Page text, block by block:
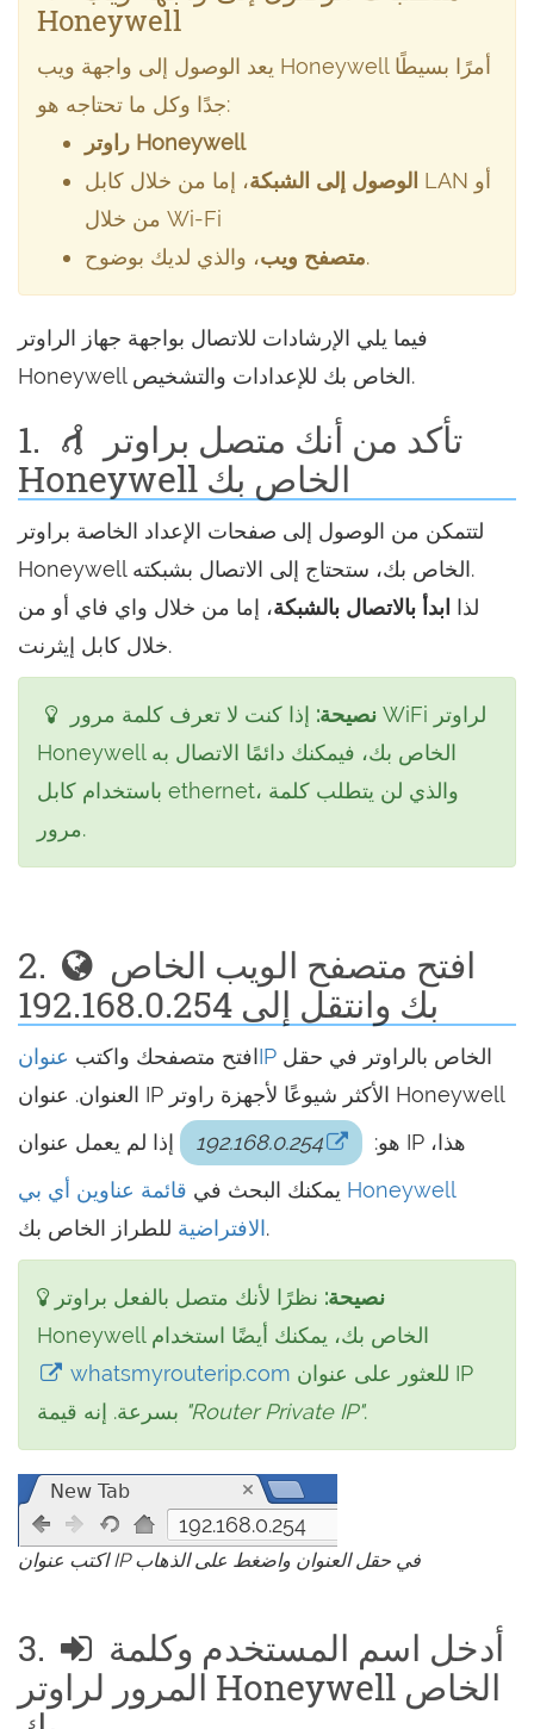
Honeywell
يعد الوصول إلى واجهة ويب Honeywell أمرًا بسيطًا
جدًا وكل ما تحتاجه هو:
راوتر Honeywell
الوصول إلى الشبكة، إما من خلال كابل LAN أو
من خلال Wi-Fi
متصفح ويب، والذي لديك بوضوح.
فيما يلي الإرشادات للاتصال بواجهة جهاز الراوتر
Honeywell الخاص بك للإعدادات والتشخيص.
1.
Honeywell الخاص بك
لتتمكن من الوصول إلى صفحات الإعداد الخاصة براوتر
Honeywell الخاص بك، ستحتاج إلى الاتصال بشبكته.
لذا ابدأ بالاتصال بالشبكة، إما من خلال واي فاي أو من
خلال كابل إيثرنت.
نصيحة: إذا كنت لا تعرف كلمة مرور WiFi لراوتر
Honeywell الخاص بك، فيمكنك دائمًا الاتصال به
باستخدام كابل ethernet، والذي لن يتطلب كلمة
مرور.
2.
بك وانتقل إلى 192.168.0.254
افتح متصفحك واكتبعنوانIP
العنوان. عنوان IP الأكثر شيوعًا لأجهزة راوتر Honeywell
هو:
192.168.0.254
إذا لم يعمل عنوان IP هذا،
يمكنك البحث في قائمة عناوين أي بي Honeywell
الافتراضيةللطراز الخاص بك.
نصيحة: نظرًا لأنك متصل بالفعل براوتر
Honeywell الخاص بك، يمكنك أيضًا استخدام
whatsmyrouterip.com للعثور على عنوان IP
"Router Private IP".
192.168.0.254
اكتب عنوان IP في حقل العنوان واضغط على الذهاب
3.
المرور لراوتر Honeywell الخاص